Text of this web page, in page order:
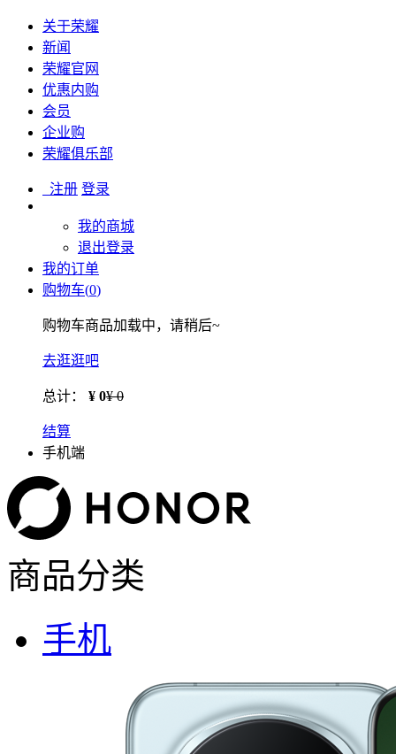
关于荣耀
新闻
荣耀官网
优惠内购
会员
企业购
荣耀俱乐部
注册 登录
我的商城
退出登录
我的订单
购物车(0)
购物车商品加载中，请稍后~
去逛逛吧
总计： ¥ 0¥ 0
结算
手机端
商品分类
手机